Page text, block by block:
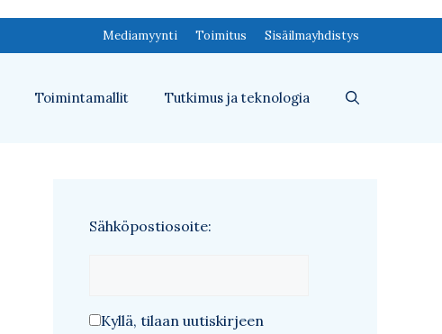
Mediamyynti Toimitus Sisäilmayhdistys
Toimintamallit Tutkimus ja teknologia
Sähköpostiosoite:
Kyllä, tilaan uutiskirjeen